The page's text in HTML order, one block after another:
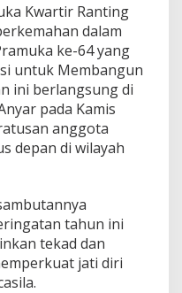
Kwartir Ranting
dalam
ke-64 yang
untuk Membangun
ini berlangsung di
pada Kamis
anggota
depan di wilayah
tahun ini
tekad dan
jati diri